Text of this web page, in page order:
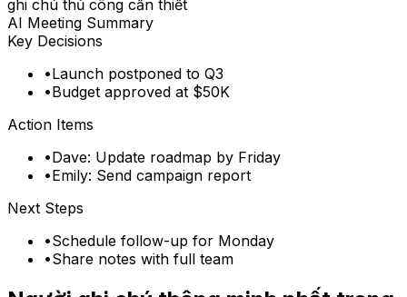
ghi chú thủ công cần thiết
AI Meeting Summary
Key Decisions
•Launch postponed to Q3
•Budget approved at $50K
Action Items
•Dave: Update roadmap by Friday
•Emily: Send campaign report
Next Steps
•Schedule follow-up for Monday
•Share notes with full team